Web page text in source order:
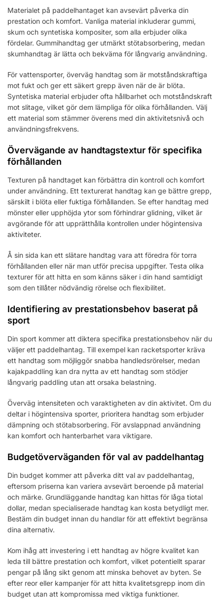
Materialet på paddelhantaget kan avsevärt påverka din
prestation och komfort. Vanliga material inkluderar gummi,
skum och syntetiska kompositer, som alla erbjuder olika
fördelar. Gummihandtag ger utmärkt stötabsorbering, medan
skumhandtag är lätta och bekväma för långvarig användning.
För vattensporter, överväg handtag som är motståndskraftiga
mot fukt och ger ett säkert grepp även när de är blöta.
Syntetiska material erbjuder ofta hållbarhet och motståndskraft
mot slitage, vilket gör dem lämpliga för olika förhållanden. Välj
ett material som stämmer överens med din aktivitetsnivå och
användningsfrekvens.
Övervägande av handtagstextur för specifika
förhållanden
Texturen på handtaget kan förbättra din kontroll och komfort
under användning. Ett texturerat handtag kan ge bättre grepp,
särskilt i blöta eller fuktiga förhållanden. Se efter handtag med
mönster eller upphöjda ytor som förhindrar glidning, vilket är
avgörande för att upprätthålla kontrollen under högintensiva
aktiviteter.
Å sin sida kan ett slätare handtag vara att föredra för torra
förhållanden eller när man utför precisa uppgifter. Testa olika
texturer för att hitta en som känns säker i din hand samtidigt
som den tillåter nödvändig rörelse och flexibilitet.
Identifiering av prestationsbehov baserat på
sport
Din sport kommer att diktera specifika prestationsbehov när du
väljer ett paddelhantag. Till exempel kan racketsporter kräva
ett handtag som möjliggör snabba handledsrörelser, medan
kajakpaddling kan dra nytta av ett handtag som stödjer
långvarig paddling utan att orsaka belastning.
Överväg intensiteten och varaktigheten av din aktivitet. Om du
deltar i högintensiva sporter, prioritera handtag som erbjuder
dämpning och stötabsorbering. För avslappnad användning
kan komfort och hanterbarhet vara viktigare.
Budgetöverväganden för val av paddelhantag
Din budget kommer att påverka ditt val av paddelhantag,
eftersom priserna kan variera avsevärt beroende på material
och märke. Grundläggande handtag kan hittas för låga tiotal
dollar, medan specialiserade handtag kan kosta betydligt mer.
Bestäm din budget innan du handlar för att effektivt begränsa
dina alternativ.
Kom ihåg att investering i ett handtag av högre kvalitet kan
leda till bättre prestation och komfort, vilket potentiellt sparar
pengar på lång sikt genom att minska behovet av byten. Se
efter reor eller kampanjer för att hitta kvalitetsgrepp inom din
budget utan att kompromissa med viktiga funktioner.